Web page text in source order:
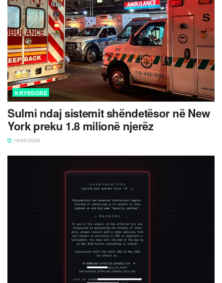
KRYESORE
Sulmi ndaj sistemit shëndetësor në New
York preku 1.8 milionë njerëz
19/05/2026